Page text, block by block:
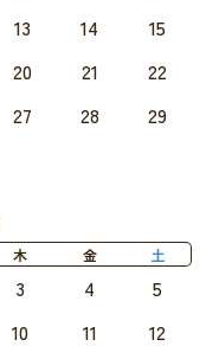
13 14
15
20 21
22
27 28
29
木 金 土
3 4
5
10 11 12